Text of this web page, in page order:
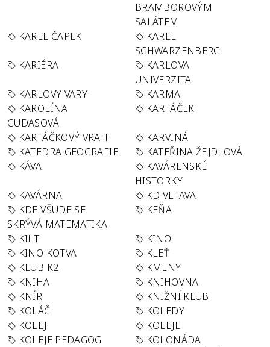
BRAMBOROVÝM
SALÁTEM
KAREL ČAPEK
KAREL
SCHWARZENBERG
KARIÉRA
KARLOVA
UNIVERZITA
KARLOVY VARY
KARMA
KAROLÍNA
GUDASOVÁ
KARTÁČEK
KARTÁČKOVÝ VRAH
KARVINÁ
KATEDRA GEOGRAFIE
KATEŘINA ŽEJDLOVÁ
KÁVA
KAVÁRENSKÉ
HISTORKY
KAVÁRNA
KD VLTAVA
KDE VŠUDE SE
SKRÝVÁ MATEMATIKA
KEŇA
KILT
KINO
KINO KOTVA
KLEŤ
KLUB K2
KMENY
KNIHA
KNIHOVNA
KNÍR
KNIŽNÍ KLUB
KOLÁČ
KOLEDY
KOLEJ
KOLEJE
KOLEJE PEDAGOG
KOLONÁDA